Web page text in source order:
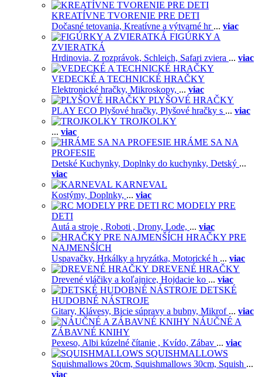
KREATÍVNE TVORENIE PRE DETI
Dočasné tetovania, Kreatívne a výtvarné hr ... viac
FIGÚRKY A
ZVIERATKÁ
Hrdinovia, Z rozprávok, Schleich, Safari zviera ... viac
VEDECKÉ A TECHNICKÉ HRAČKY
Elektronické hračky, Mikroskopy, ... viac
PLYŠOVÉ HRAČKY
PLAY ECO Plyšové hračky, Plyšové hračky s ... viac
TROJKOLKY
... viac
HRÁME SA NA
PROFESIE
Detské Kuchynky, Doplnky do kuchynky, Detský ...
viac
KARNEVAL
Kostýmy, Doplnky, ... viac
RC MODELY PRE
DETI
Autá a stroje , Roboti , Drony, Lode, ... viac
HRAČKY PRE
NAJMENŠÍCH
Uspavačky, Hrkálky a hryzátka, Motorické h ... viac
DREVENÉ HRAČKY
Drevené vláčiky a koľajnice, Hojdacie ko ... viac
DETSKÉ
HUDOBNÉ NÁSTROJE
Gitary, Klávesy, Bicie súpravy a bubny, Mikrof ... viac
NÁUČNÉ A
ZÁBAVNÉ KNIHY
Pexeso, Albi kúzelné čítanie , Kvído, Zábav ... viac
SQUISHMALLOWS
Squishmallows 20cm, Squishmallows 30cm, Squish ...
viac